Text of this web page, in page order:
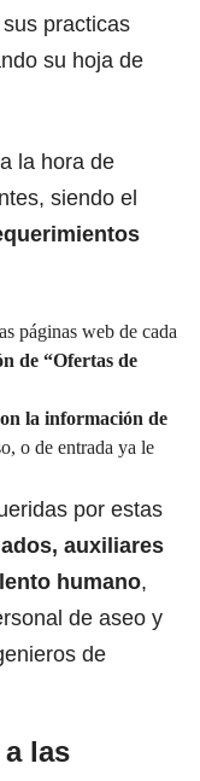
practicas
su hoja de
la hora de
siendo el
páginas web de cada
de “Ofertas de
la información de
o de entrada ya le
por estas
auxiliares
humano,
de aseo y
de
las